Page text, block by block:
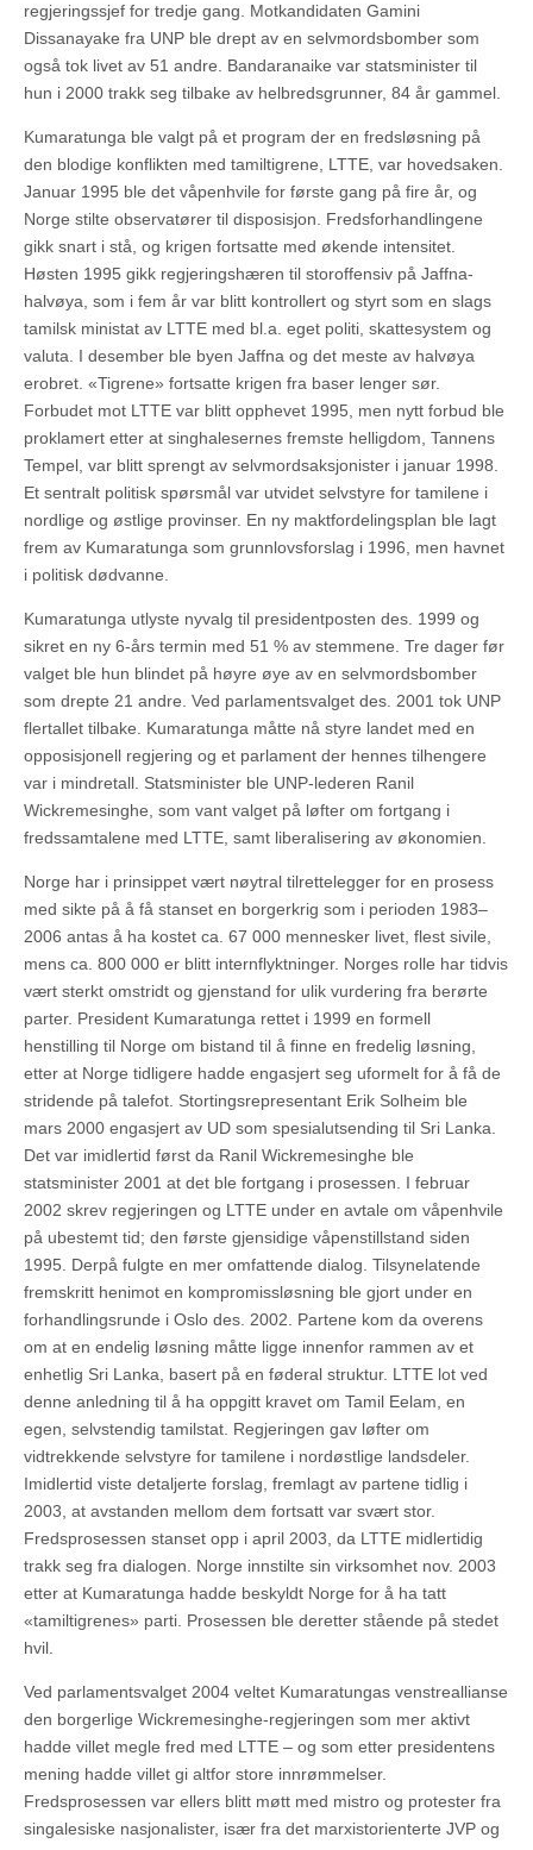
regjeringssjef for tredje gang. Motkandidaten Gamini
Dissanayake fra UNP ble drept av en selvmordsbomber som
også tok livet av 51 andre. Bandaranaike var statsminister til
hun i 2000 trakk seg tilbake av helbredsgrunner, 84 år gammel.
Kumaratunga ble valgt på et program der en fredsløsning på
den blodige konflikten med tamiltigrene, LTTE, var hovedsaken.
Januar 1995 ble det våpenhvile for første gang på fire år, og
Norge stilte observatører til disposisjon. Fredsforhandlingene
gikk snart i stå, og krigen fortsatte med økende intensitet.
Høsten 1995 gikk regjeringshæren til storoffensiv på Jaffna-
halvøya, som i fem år var blitt kontrollert og styrt som en slags
tamilsk ministat av LTTE med bl.a. eget politi, skattesystem og
valuta. I desember ble byen Jaffna og det meste av halvøya
erobret. «Tigrene» fortsatte krigen fra baser lenger sør.
Forbudet mot LTTE var blitt opphevet 1995, men nytt forbud ble
proklamert etter at singhalesernes fremste helligdom, Tannens
Tempel, var blitt sprengt av selvmordsaksjonister i januar 1998.
Et sentralt politisk spørsmål var utvidet selvstyre for tamilene i
nordlige og østlige provinser. En ny maktfordelingsplan ble lagt
frem av Kumaratunga som grunnlovsforslag i 1996, men havnet
i politisk dødvanne.
Kumaratunga utlyste nyvalg til presidentposten des. 1999 og
sikret en ny 6-års termin med 51 % av stemmene. Tre dager før
valget ble hun blindet på høyre øye av en selvmordsbomber
som drepte 21 andre. Ved parlamentsvalget des. 2001 tok UNP
flertallet tilbake. Kumaratunga måtte nå styre landet med en
opposisjonell regjering og et parlament der hennes tilhengere
var i mindretall. Statsminister ble UNP-lederen Ranil
Wickremesinghe, som vant valget på løfter om fortgang i
fredssamtalene med LTTE, samt liberalisering av økonomien.
Norge har i prinsippet vært nøytral tilrettelegger for en prosess
med sikte på å få stanset en borgerkrig som i perioden 1983–
2006 antas å ha kostet ca. 67 000 mennesker livet, flest sivile,
mens ca. 800 000 er blitt internflyktninger. Norges rolle har tidvis
vært sterkt omstridt og gjenstand for ulik vurdering fra berørte
parter. President Kumaratunga rettet i 1999 en formell
henstilling til Norge om bistand til å finne en fredelig løsning,
etter at Norge tidligere hadde engasjert seg uformelt for å få de
stridende på talefot. Stortingsrepresentant Erik Solheim ble
mars 2000 engasjert av UD som spesialutsending til Sri Lanka.
Det var imidlertid først da Ranil Wickremesinghe ble
statsminister 2001 at det ble fortgang i prosessen. I februar
2002 skrev regjeringen og LTTE under en avtale om våpenhvile
på ubestemt tid; den første gjensidige våpenstillstand siden
1995. Derpå fulgte en mer omfattende dialog. Tilsynelatende
fremskritt henimot en kompromissløsning ble gjort under en
forhandlingsrunde i Oslo des. 2002. Partene kom da overens
om at en endelig løsning måtte ligge innenfor rammen av et
enhetlig Sri Lanka, basert på en føderal struktur. LTTE lot ved
denne anledning til å ha oppgitt kravet om Tamil Eelam, en
egen, selvstendig tamilstat. Regjeringen gav løfter om
vidtrekkende selvstyre for tamilene i nordøstlige landsdeler.
Imidlertid viste detaljerte forslag, fremlagt av partene tidlig i
2003, at avstanden mellom dem fortsatt var svært stor.
Fredsprosessen stanset opp i april 2003, da LTTE midlertidig
trakk seg fra dialogen. Norge innstilte sin virksomhet nov. 2003
etter at Kumaratunga hadde beskyldt Norge for å ha tatt
«tamiltigrenes» parti. Prosessen ble deretter stående på stedet
hvil.
Ved parlamentsvalget 2004 veltet Kumaratungas venstreallianse
den borgerlige Wickremesinghe-regjeringen som mer aktivt
hadde villet megle fred med LTTE – og som etter presidentens
mening hadde villet gi altfor store innrømmelser.
Fredsprosessen var ellers blitt møtt med mistro og protester fra
singalesiske nasjonalister, især fra det marxistorienterte JVP og